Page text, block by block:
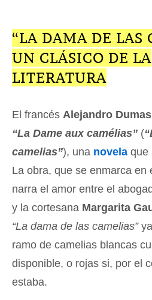
“LA DAMA DE LAS
UN CLÁSICO DE LA
LITERATURA
El francés Alejandro
“La Dame aux camélias” (
camelias”), una novela que
La obra, que se enmarca en
narra el amor entre el
y la cortesana Margarita
“La dama de las camelias”
ramo de camelias blancas
disponible, o rojas si, por el
estaba.